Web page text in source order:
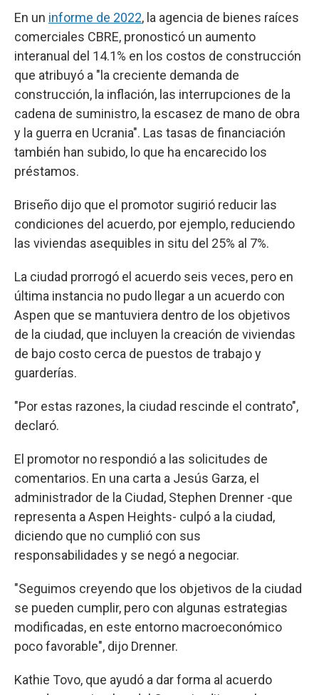
En un informe de 2022, la agencia de bienes raíces
comerciales CBRE, pronosticó un aumento
interanual del 14.1% en los costos de construcción
que atribuyó a "la creciente demanda de
construcción, la inflación, las interrupciones de la
cadena de suministro, la escasez de mano de obra
y la guerra en Ucrania". Las tasas de financiación
también han subido, lo que ha encarecido los
préstamos.
Briseño dijo que el promotor sugirió reducir las
condiciones del acuerdo, por ejemplo, reduciendo
las viviendas asequibles in situ del 25% al 7%.
La ciudad prorrogó el acuerdo seis veces, pero en
última instancia no pudo llegar a un acuerdo con
Aspen que se mantuviera dentro de los objetivos
de la ciudad, que incluyen la creación de viviendas
de bajo costo cerca de puestos de trabajo y
guarderías.
"Por estas razones, la ciudad rescinde el contrato",
declaró.
El promotor no respondió a las solicitudes de
comentarios. En una carta a Jesús Garza, el
administrador de la Ciudad, Stephen Drenner -que
representa a Aspen Heights- culpó a la ciudad,
diciendo que no cumplió con sus
responsabilidades y se negó a negociar.
"Seguimos creyendo que los objetivos de la ciudad
se pueden cumplir, pero con algunas estrategias
modificadas, en este entorno macroeconómico
poco favorable", dijo Drenner.
Kathie Tovo, que ayudó a dar forma al acuerdo